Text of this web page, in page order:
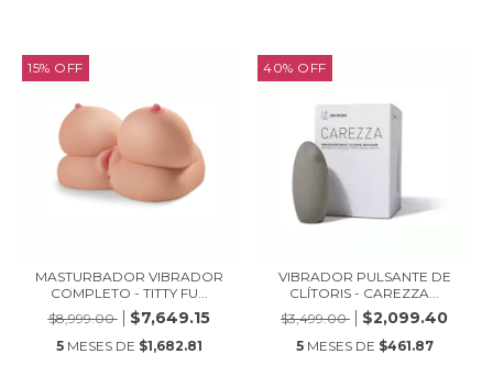
15% OFF
MASTURBADOR VIBRADOR
COMPLETO - TITTY FU...
$8,999.00
$7,649.15
5 MESES DE $1,682.81
40% OFF
VIBRADOR PULSANTE DE
CLÍTORIS - CAREZZA...
$3,499.00
$2,099.40
5 MESES DE $461.87